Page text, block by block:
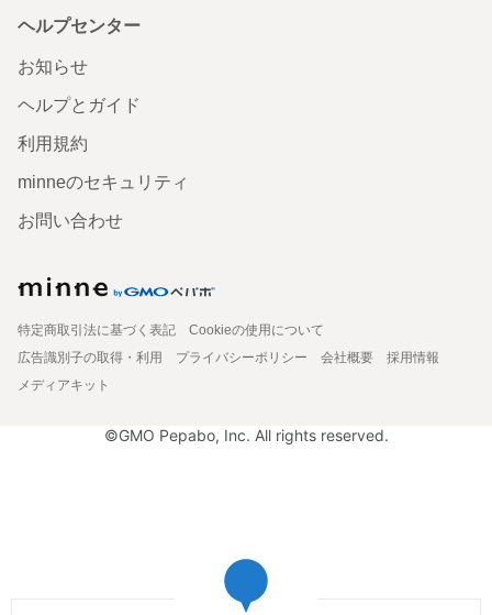
ヘルプセンター
お知らせ
ヘルプとガイド
利用規約
minneのセキュリティ
お問い合わせ
特定商取引法に基づく表記
Cookieの使用について
広告識別子の取得・利用
プライバシーポリシー 会社概要
採用情報
メディアキット
©GMO Pepabo, Inc. All rights reserved.